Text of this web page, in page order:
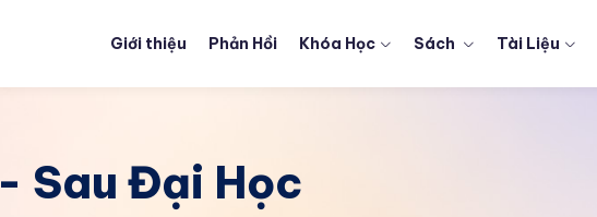
Giới thiệu Phản Hồi Khóa Học Sách Tài Liệu
Sau Đại Học